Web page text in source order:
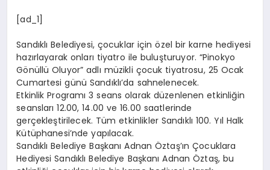
[ad_1]
Sandıklı Belediyesi, çocuklar için özel bir karne hediyesi
hazırlayarak onları tiyatro ile buluşturuyor. “Pinokyo
Gönüllü Oluyor” adlı müzikli çocuk tiyatrosu, 25 Ocak
Cumartesi günü Sandıklı’da sahnelenecek.
Etkinlik Programı 3 seans olarak düzenlenen etkinliğin
seansları 12.00, 14.00 ve 16.00 saatlerinde
gerçekleştirilecek. Tüm etkinlikler Sandıklı 100. Yıl Halk
Kütüphanesi’nde yapılacak.
Sandıklı Belediye Başkanı Adnan Öztaş’ın Çocuklara
Hediyesi Sandıklı Belediye Başkanı Adnan Öztaş, bu